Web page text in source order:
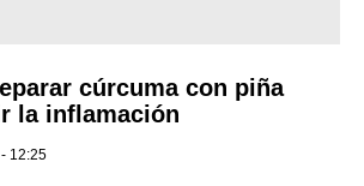
cúrcuma con piña
la inflamación
12:25